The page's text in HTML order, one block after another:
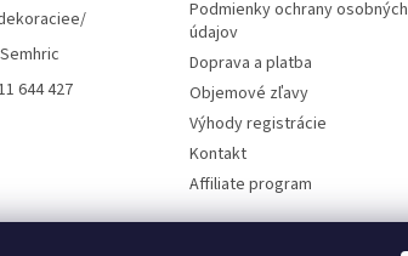
644 427
Podmienky ochrany osobných
údajov
Doprava a platba
Objemové zľavy
Výhody registrácie
Kontakt
Affiliate program